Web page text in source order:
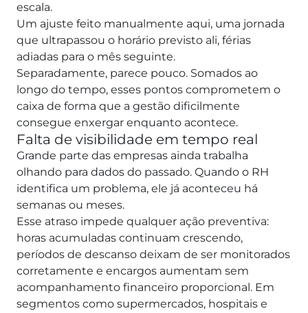
escala.
Um ajuste feito manualmente aqui, uma jornada
que ultrapassou o horário previsto ali, férias
adiadas para o mês seguinte.
Separadamente, parece pouco. Somados ao
longo do tempo, esses pontos comprometem o
caixa de forma que a gestão dificilmente
consegue enxergar enquanto acontece.
Falta de visibilidade em tempo real
Grande parte das empresas ainda trabalha
olhando para dados do passado. Quando o RH
identifica um problema, ele já aconteceu há
semanas ou meses.
Esse atraso impede qualquer ação preventiva:
horas acumuladas continuam crescendo,
períodos de descanso deixam de ser monitorados
corretamente e encargos aumentam sem
acompanhamento financeiro proporcional. Em
segmentos como supermercados, hospitais e